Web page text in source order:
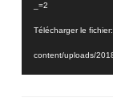
_=2
Télécharger le
content/uploads/